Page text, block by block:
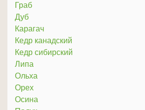
Граб
Дуб
Карагач
Кедр канадский
Кедр сибирский
Липа
Ольха
Орех
Осина